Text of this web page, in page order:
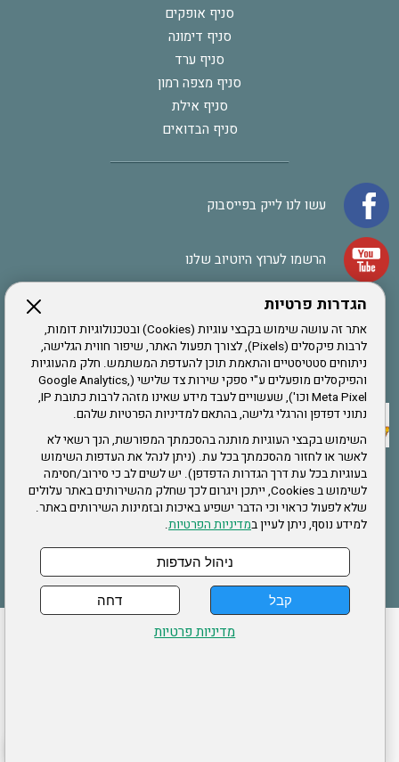
הגדרות פרטיות
אתר זה עושה שימוש בקבצי עוגיות (Cookies) ובטכנולוגיות דומות,
לרבות פיקסלים (Pixels), לצורך תפעול האתר, שיפור חווית הגלישה,
ניתוחים סטטיסטיים והתאמת תוכן להעדפת המשתמש. חלק מהעוגיות
והפיקסלים מופעלים ע"י ספקי שירות צד שלישי (Google Analytics,
Meta Pixel וכו'), שעשויים לעבד מידע שאינו מזהה לרבות כתובת IP,
נתוני דפדפן והרגלי גלישה, בהתאם למדיניות הפרטיות שלהם.
השימוש בקבצי העוגיות מותנה בהסכמתך המפורשת, הנך רשאי לא
לאשר או לחזור מהסכמתך בכל עת. (ניתן לנהל את העדפות השימוש
בעוגיות בכל עת דרך הגדרות הדפדפן). יש לשים לב כי סירוב/חסימה
לשימוש ב Cookies, ייתכן ויגרום לכך שחלק מהשירותים באתר עלולים
שלא לפעול כראוי וכי הדבר ישפיע באיכות ובזמינות השירותים באתר.
למידע נוסף, ניתן לעיין במדיניות הפרטיות.
קבל דחה
ניהול העדפות
מדיניות פרטיות
סניף אופקים
סניף דימונה
סניף ערד
סניף מצפה רמון
סניף אילת
סניף הבדואים
עשו לנו לייק בפייסבוק
הרשמו לערוץ היוטיוב שלנו
אתר צה"ל
תקנון האתר
שירותים
תעסוקה
בריאות
הצהרת נגישות לעדכון פרטים אישיים